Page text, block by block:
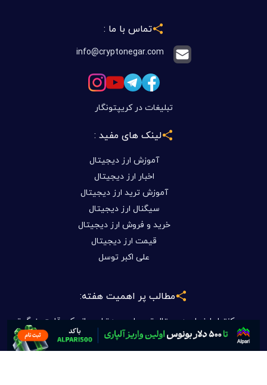
تماس با ما :
info@cryptonegar.com
تبلیغات در کریپتونگار
لینک های مفید :
آموزش ارز دیجیتال
اخبار ارز دیجیتال
آموزش ترید ارز دیجیتال
سیگنال ارز دیجیتال
خرید و فروش ارز دیجیتال
قیمت ارز دیجیتال
علی اکبر توسل
مطالب پر اهمیت هفته:
کنترل ارزهای دیجیتال توسط چین؛ ترامپ از یک رقابت بزرگ تر
پرده برداشت
آشنایی با ربات ترید ارز دیجیتال و آموزش رایگان کارکرد آن